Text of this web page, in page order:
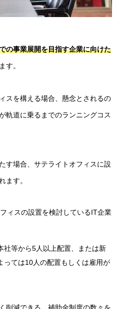
の事業展開を目指す企業に向けた
す。
スを構える場合、懸念とされるの
軌道に乗るまでのランニングコス
す場合、サテライトオフィスに設
ます。
ィスの設置を検討しているIT企業
社等から5人以上配置、または新
っては10人の配置もしくは雇用が